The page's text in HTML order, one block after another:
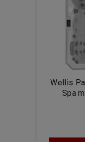
Wellis
Spa